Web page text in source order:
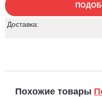
Доставка:
Похожие товары